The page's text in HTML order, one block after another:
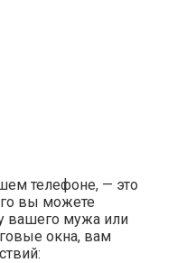
телефоне, — это
вы можете
вашего мужа или
окна, вам